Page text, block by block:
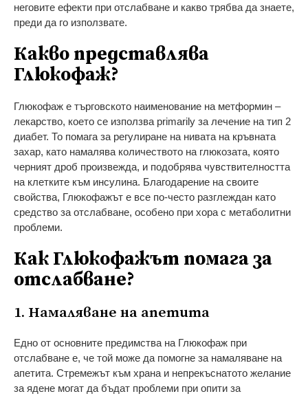
неговите ефекти при отслабване и какво трябва да знаете,
преди да го използвате.
Какво представлява
Глюкофаж?
Глюкофаж е търговското наименование на метформин –
лекарство, което се използва primarily за лечение на тип 2
диабет. То помага за регулиране на нивата на кръвната
захар, като намалява количеството на глюкозата, която
черният дроб произвежда, и подобрява чувствителността
на клетките към инсулина. Благодарение на своите
свойства, Глюкофажът е все по-често разглеждан като
средство за отслабване, особено при хора с метаболитни
проблеми.
Как Глюкофажът помага за
отслабване?
1. Намаляване на апетита
Едно от основните предимства на Глюкофаж при
отслабване е, че той може да помогне за намаляване на
апетита. Стремежът към храна и непрекъснатото желание
за ядене могат да бъдат проблеми при опити за